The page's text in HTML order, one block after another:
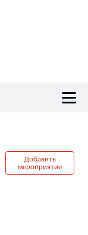
Добавить
мероприятие